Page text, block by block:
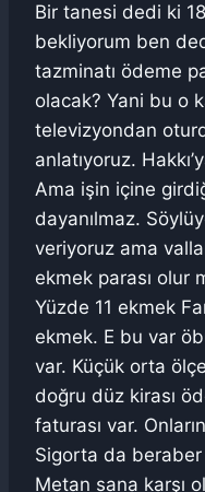
Bir tanesi dedi ki
bekliyorum ben
tazminatı ödeme
olacak? Yani bu o
televizyondan
anlatıyoruz.
Ama işin içine
dayanılmaz.
veriyoruz ama
ekmek parası olur
Yüzde 11 ekmek
ekmek. E bu var
var. Küçük orta
doğru düz kirası
faturası var.
Sigorta da
Metan sana karşı